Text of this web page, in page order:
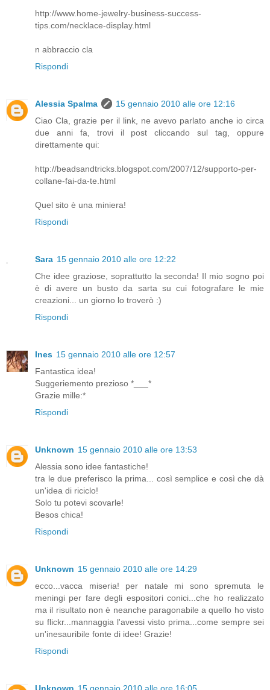
http://www.home-jewelry-business-success-
tips.com/necklace-display.html
n abbraccio cla
Rispondi
Alessia Spalma
15 gennaio 2010 alle ore 12:16
Ciao Cla, grazie per il link, ne avevo parlato anche io circa
due anni fa, trovi il post cliccando sul tag, oppure
direttamente qui:
http://beadsandtricks.blogspot.com/2007/12/supporto-per-
collane-fai-da-te.html
Quel sito è una miniera!
Rispondi
Sara 15 gennaio 2010 alle ore 12:22
Che idee graziose, soprattutto la seconda! Il mio sogno poi
è di avere un busto da sarta su cui fotografare le mie
creazioni... un giorno lo troverò :)
Rispondi
Ines 15 gennaio 2010 alle ore 12:57
Fantastica idea!
Suggeriemento prezioso *___*
Grazie mille:*
Rispondi
Unknown 15 gennaio 2010 alle ore 13:53
Alessia sono idee fantastiche!
tra le due preferisco la prima... così semplice e così che dà
un'idea di riciclo!
Solo tu potevi scovarle!
Besos chica!
Rispondi
Unknown 15 gennaio 2010 alle ore 14:29
ecco...vacca miseria! per natale mi sono spremuta le
meningi per fare degli espositori conici...che ho realizzato
ma il risultato non è neanche paragonabile a quello ho visto
su flickr...mannaggia l'avessi visto prima...come sempre sei
un'inesauribile fonte di idee! Grazie!
Rispondi